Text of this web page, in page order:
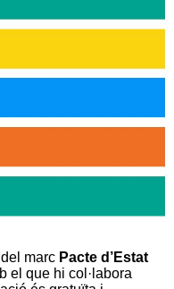
marc Pacte d’Estat
el que hi col·labora